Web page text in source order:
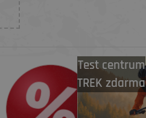
Test centrum
TREK zdarma